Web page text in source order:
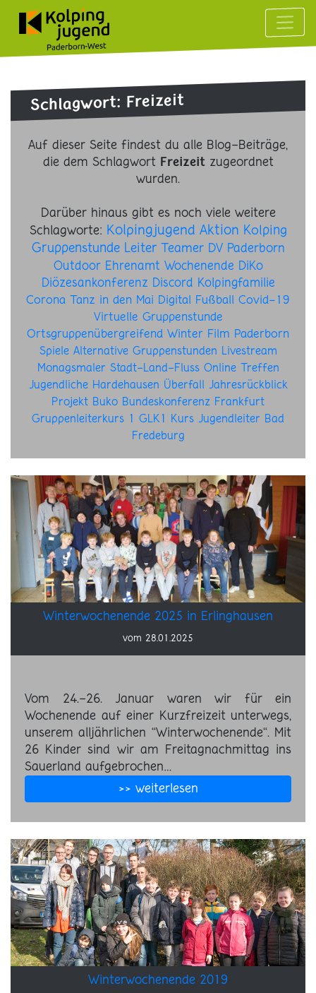
Schlagwort: Freizeit
Auf dieser Seite findest du alle Blog-Beiträge,
die dem Schlagwort Freizeitzugeordnet
wurden.
Darüber hinaus gibt es noch viele weitere
Schlagworte: Kolpingjugend Aktion Kolping
Gruppenstunde Leiter Teamer DV Paderborn
Outdoor Ehrenamt Wochenende DiKo
Diözesankonferenz Discord Kolpingfamilie
Corona Tanz in den Mai Digital Fußball Covid-19
Virtuelle Gruppenstunde
Ortsgruppenübergreifend Winter Film Paderborn
Spiele Alternative Gruppenstunden Livestream
Monagsmaler Stadt-Land-Fluss Online Treffen
Jugendliche Hardehausen Überfall Jahresrückblick
Projekt Buko Bundeskonferenz Frankfurt
Gruppenleiterkurs 1 GLK1 Kurs Jugendleiter Bad
Fredeburg
Winterwochenende 2025 in Erlinghausen
vom 28.01.2025
Vom 24.-26. Januar waren wir für ein
Wochenende auf einer Kurzfreizeit unterwegs,
unserem alljährlichen “Winterwochenende“. Mit
26 Kinder sind wir am Freitagnachmittag ins
Sauerland aufgebrochen…
>> weiterlesen
Winterwochenende 2019